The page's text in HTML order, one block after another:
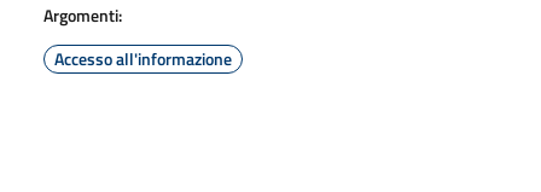
Argomenti:
Accesso all'informazione